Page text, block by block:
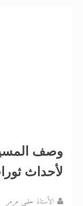
وصف
لأحداث
الأستاذ حلمي مرمر